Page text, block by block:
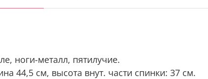
ноги-металл, пятилучие.
44,5 см, высота внут. части спинки: 37 см.